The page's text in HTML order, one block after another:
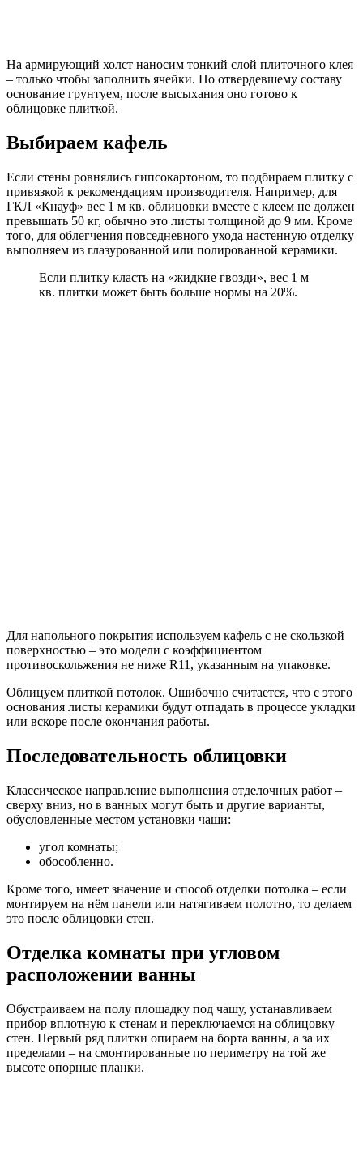
На армирующий холст наносим тонкий слой плиточного клея
– только чтобы заполнить ячейки. По отвердевшему составу
основание грунтуем, после высыхания оно готово к
облицовке плиткой.
Выбираем кафель
Если стены ровнялись гипсокартоном, то подбираем плитку с
привязкой к рекомендациям производителя. Например, для
ГКЛ «Кнауф» вес 1 м кв. облицовки вместе с клеем не должен
превышать 50 кг, обычно это листы толщиной до 9 мм. Кроме
того, для облегчения повседневного ухода настенную отделку
выполняем из глазурованной или полированной керамики.
Если плитку класть на «жидкие гвозди», вес 1 м
кв. плитки может быть больше нормы на 20%.
Для напольного покрытия используем кафель с не скользкой
поверхностью – это модели с коэффициентом
противоскольжения не ниже R11, указанным на упаковке.
Облицуем плиткой потолок. Ошибочно считается, что с этого
основания листы керамики будут отпадать в процессе укладки
или вскоре после окончания работы.
Последовательность облицовки
Классическое направление выполнения отделочных работ –
сверху вниз, но в ванных могут быть и другие варианты,
обусловленные местом установки чаши:
угол комнаты;
обособленно.
Кроме того, имеет значение и способ отделки потолка – если
монтируем на нём панели или натягиваем полотно, то делаем
это после облицовки стен.
Отделка комнаты при угловом
расположении ванны
Обустраиваем на полу площадку под чашу, устанавливаем
прибор вплотную к стенам и переключаемся на облицовку
стен. Первый ряд плитки опираем на борта ванны, а за их
пределами – на смонтированные по периметру на той же
высоте опорные планки.